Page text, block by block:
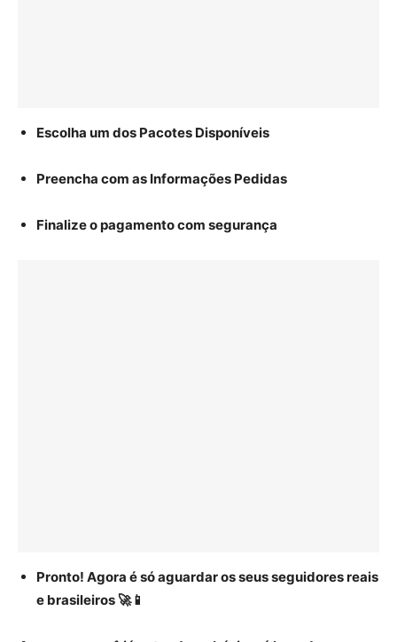
Escolha um dos Pacotes Disponíveis
Preencha com as Informações Pedidas
Finalize o pagamento com segurança
Pronto! Agora é só aguardar os seus seguidores reais
e brasileiros 🚀📱